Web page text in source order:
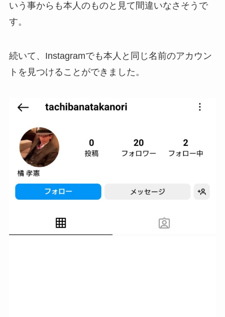
いう事からも本人のものと見て間違いなさそうで
す。
続いて、Instagramでも本人と同じ名前のアカウン
トを見つけることができました。